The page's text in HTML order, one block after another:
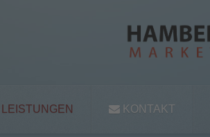
LEISTUNGEN KONTAKT